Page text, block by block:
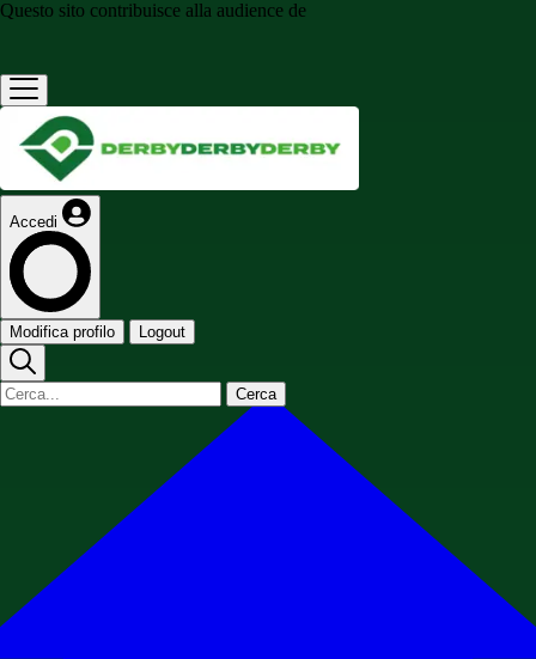
Questo sito contribuisce alla audience de
Accedi
Modifica profilo Logout
Cerca